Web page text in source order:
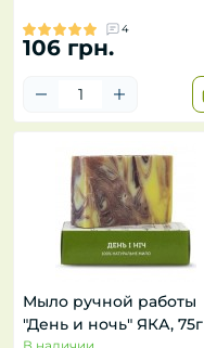
4
106 грн.
Мыло ручной работы
"День и ночь" ЯКА, 75г